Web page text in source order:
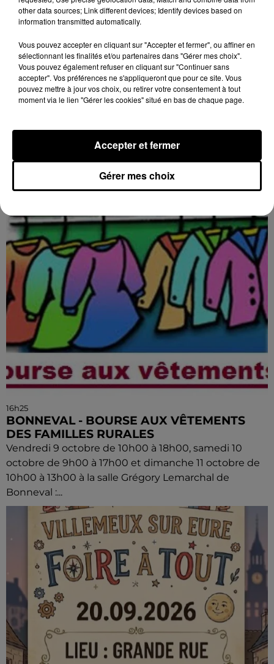
16h25
DES FAMILLES RURALES
Vendredi 9 octobre de 10h00 à 18h00, samedi 10
octobre de 9h00 à 17h00 et dimanche 11 octobre de
10h00 à 13h00 à la salle Grégory Lemarchal de
Bonneval :...
16h25
BONNEVAL - BOURSE AUX VÊTEMENTS
DES FAMILLES RURALES
Vendredi 9 octobre de 10h00 à 18h00, samedi 10
octobre de 9h00 à 17h00 et dimanche 11 octobre de
10h00 à 13h00 à la salle Grégory Lemarchal de
Bonneval :...
other data sources; Link different devices; Identify devices based on
information transmitted automatically.
Vous pouvez accepter en cliquant sur "Accepter et fermer", ou affiner en
sélectionnant les finalités et/ou partenaires dans "Gérer mes choix".
Vous pouvez également refuser en cliquant sur "Continuer sans
accepter". Vos préférences ne s'appliqueront que pour ce site. Vous
pouvez mettre à jour vos choix, ou retirer votre consentement à tout
moment via le lien "Gérer les cookies" situé en bas de chaque page.
Gérer mes choix
Accepter et fermer